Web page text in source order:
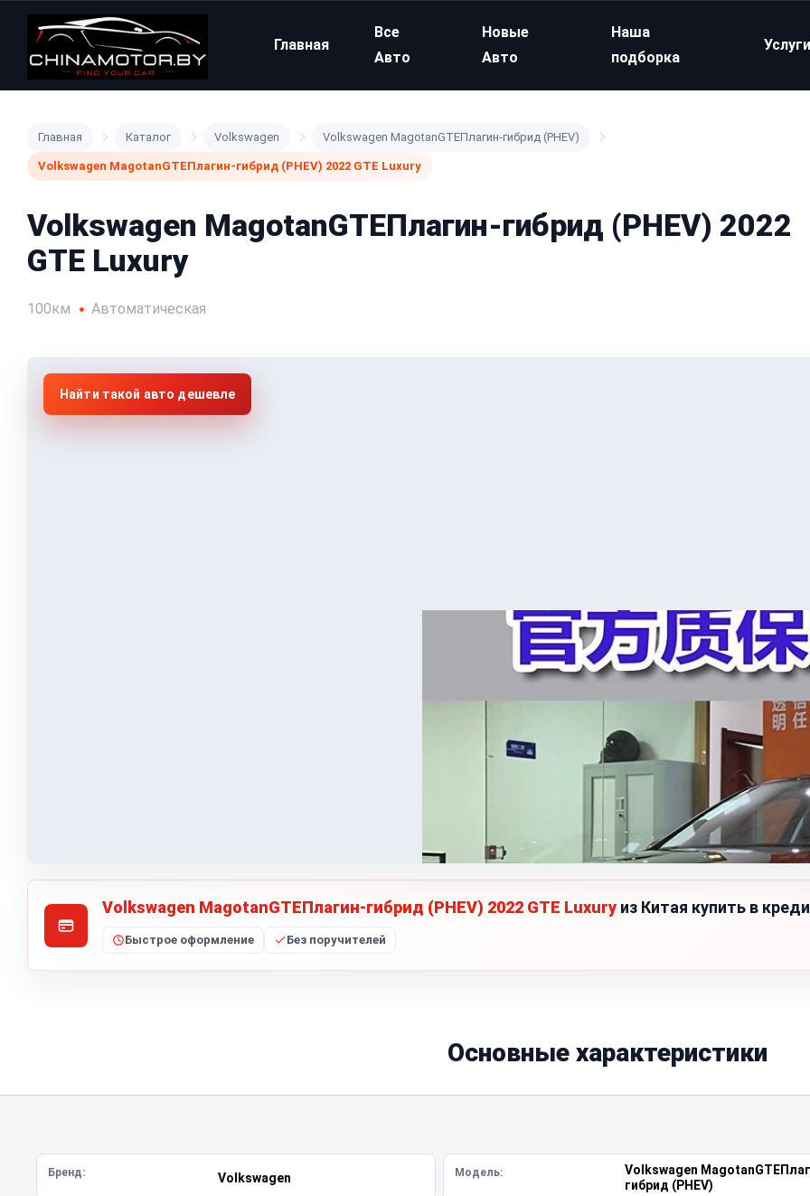
Главная
Все
Авто
Новые
Авто
Наша
подборка
Главная Каталог Volkswagen Volkswagen MagotanGTEПлагин-гибрид (PHEV)
Volkswagen MagotanGTEПлагин-гибрид (PHEV) 2022 GTE Luxury
Volkswagen MagotanGTEПлагин-гибрид (PHEV) 2022
GTE Luxury
100км Автоматическая
Найти такой авто дешевле
Volkswagen MagotanGTEПлагин-гибрид (PHEV) 2022 GTE Luxury из Китая купить в
Быстрое оформление Без поручителей
Основные характеристики
Бренд: Volkswagen Модель:
Volkswagen
гибрид (PHEV)